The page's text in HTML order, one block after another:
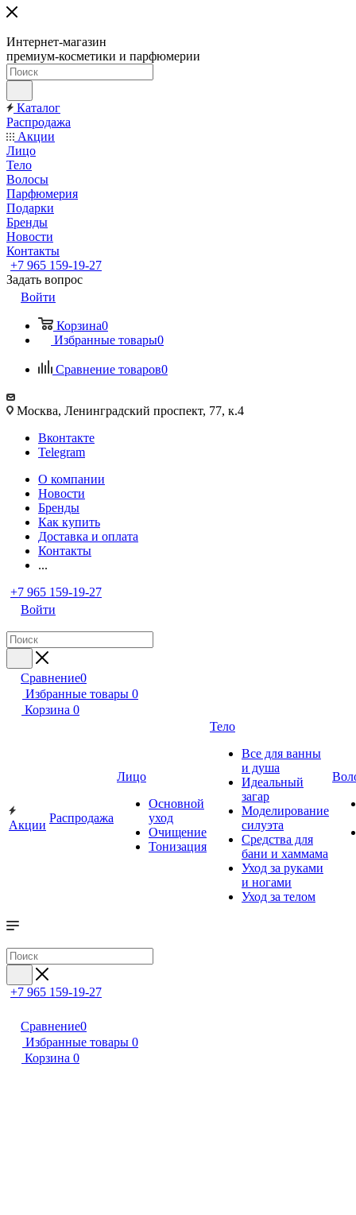
Интернет-магазин
премиум-косметики и парфюмерии
Каталог
Распродажа
Акции
Лицо
Тело
Волосы
Парфюмерия
Подарки
Бренды
Новости
Контакты
+7 965 159-19-27
Задать вопрос
Войти
Корзина0
Избранные товары0
Сравнение товаров0
Москва, Ленинградский проспект, 77, к.4
Вконтакте
Telegram
О компании
Новости
Бренды
Как купить
Доставка и оплата
Контакты
...
+7 965 159-19-27
Войти
Сравнение0
Избранные товары 0
Корзина 0
Акции
Распродажа
Лицо
Основной
уход
Очищение
Тонизация
Тело
Все для ванны
и душа
Идеальный
загар
Моделирование
силуэта
Средства для
бани и хаммама
Уход за руками
и ногами
Уход за телом
+7 965 159-19-27
Сравнение0
Избранные товары 0
Корзина 0